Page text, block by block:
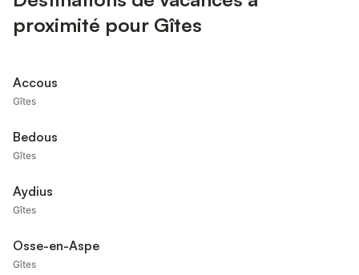
proximité pour Gîtes
Accous
Gîtes
Bedous
Gîtes
Aydius
Gîtes
Osse-en-Aspe
Gîtes